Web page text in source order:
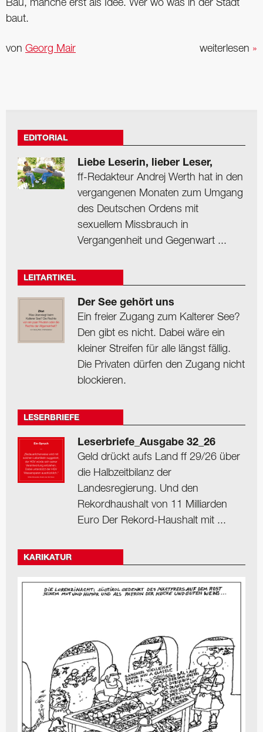
Bau, manche erst als Idee. Wer wo was in der Stadt
baut.
weiterlesen »
von Georg Mair
EDITORIAL
Liebe Leserin, lieber Leser,
ff-Redakteur Andrej Werth hat in den
vergangenen Monaten zum Umgang
des Deutschen Ordens mit
sexuellem Missbrauch in
Vergangenheit und Gegenwart ...
LEITARTIKEL
Der See gehört uns
Ein freier Zugang zum Kalterer See?
Den gibt es nicht. Dabei wäre ein
kleiner Streifen für alle längst fällig.
Die Privaten dürfen den Zugang nicht
blockieren.
LESERBRIEFE
Leserbriefe_Ausgabe 32_26
Geld drückt aufs Land ff 29/26 über
die Halbzeitbilanz der
Landesregierung. Und den
Rekordhaushalt von 11 Milliarden
Euro Der Rekord-Haushalt mit ...
KARIKATUR